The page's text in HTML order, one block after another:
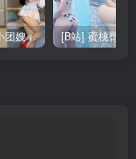
[微密圈] 抖音小团嫂的觅圈私拍合集更7期 [337P+5V]